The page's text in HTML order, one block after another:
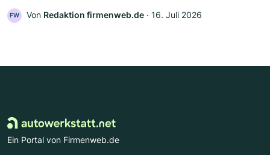
FW Von Redaktion firmenweb.de ‧ 16. Juli 2026
Ein Portal von Firmenweb.de